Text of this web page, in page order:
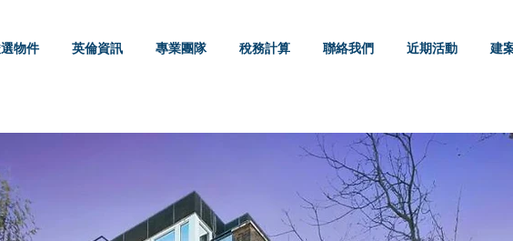
物件 英倫資訊 專業團隊 稅務計算 聯絡我們 近期活動 建